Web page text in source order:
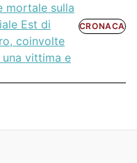
mortale sulla
Est di
coinvolte
vittima e
CRONACA